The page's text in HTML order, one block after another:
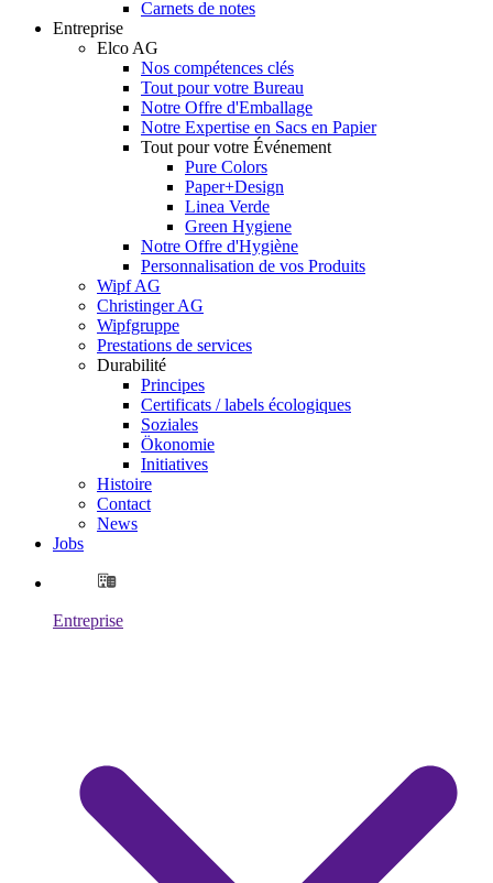
Carnets de notes
Entreprise
Elco AG
Nos compétences clés
Tout pour votre Bureau
Notre Offre d'Emballage
Notre Expertise en Sacs en Papier
Tout pour votre Événement
Pure Colors
Paper+Design
Linea Verde
Green Hygiene
Notre Offre d'Hygiène
Personnalisation de vos Produits
Wipf AG
Christinger AG
Wipfgruppe
Prestations de services
Durabilité
Principes
Certificats / labels écologiques
Soziales
Ökonomie
Initiatives
Histoire
Contact
News
Jobs
Entreprise